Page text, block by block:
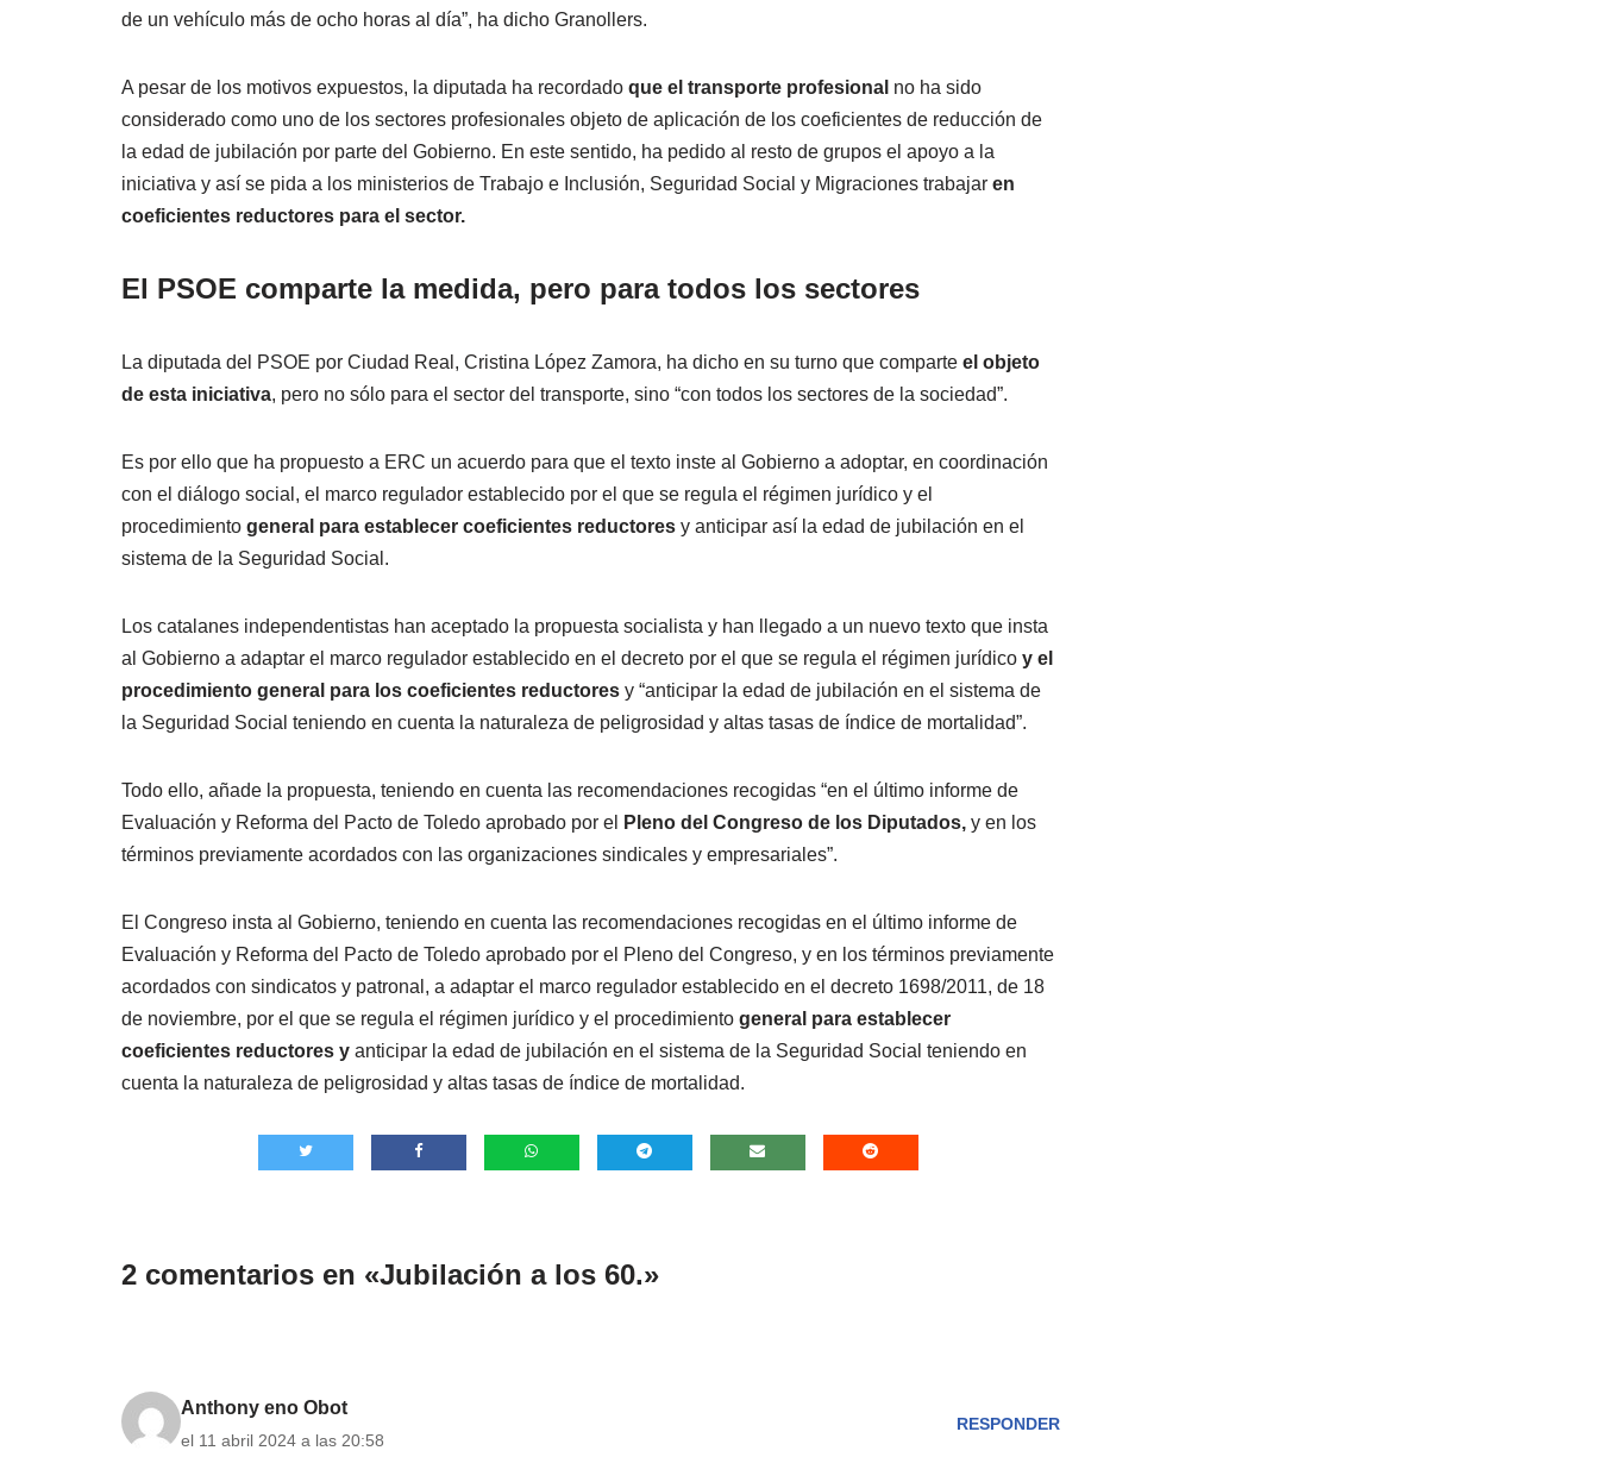
de un vehículo más de ocho horas al día”, ha dicho Granollers.
A pesar de los motivos expuestos, la diputada ha recordado que el transporte profesional no ha sido
considerado como uno de los sectores profesionales objeto de aplicación de los coeficientes de reducción de
la edad de jubilación por parte del Gobierno. En este sentido, ha pedido al resto de grupos el apoyo a la
iniciativa y así se pida a los ministerios de Trabajo e Inclusión, Seguridad Social y Migraciones trabajar en
coeficientes reductores para el sector.
El PSOE comparte la medida, pero para todos los sectores
La diputada del PSOE por Ciudad Real, Cristina López Zamora, ha dicho en su turno que comparte el objeto
de esta iniciativa, pero no sólo para el sector del transporte, sino “con todos los sectores de la sociedad”.
Es por ello que ha propuesto a ERC un acuerdo para que el texto inste al Gobierno a adoptar, en coordinación
con el diálogo social, el marco regulador establecido por el que se regula el régimen jurídico y el
procedimiento general para establecer coeficientes reductores y anticipar así la edad de jubilación en el
sistema de la Seguridad Social.
Los catalanes independentistas han aceptado la propuesta socialista y han llegado a un nuevo texto que insta
al Gobierno a adaptar el marco regulador establecido en el decreto por el que se regula el régimen jurídico y el
procedimiento general para los coeficientes reductores y “anticipar la edad de jubilación en el sistema de
la Seguridad Social teniendo en cuenta la naturaleza de peligrosidad y altas tasas de índice de mortalidad”.
Todo ello, añade la propuesta, teniendo en cuenta las recomendaciones recogidas “en el último informe de
Evaluación y Reforma del Pacto de Toledo aprobado por el
Pleno del Congreso de los Diputados, y en los
términos previamente acordados con las organizaciones sindicales y empresariales”.
El Congreso insta al Gobierno, teniendo en cuenta las recomendaciones recogidas en el último informe de
Evaluación y Reforma del Pacto de Toledo aprobado por el Pleno del Congreso, y en los términos previamente
acordados con sindicatos y patronal, a adaptar el marco regulador establecido en el decreto 1698/2011, de 18
de noviembre, por el que se regula el régimen jurídico y el procedimiento general para establecer
coeficientes reductores y anticipar la edad de jubilación en el sistema de la Seguridad Social teniendo en
cuenta la naturaleza de peligrosidad y altas tasas de índice de mortalidad.
2 comentarios en «Jubilación a los 60.»
Anthony eno Obot
el 11 abril 2024 a las 20:58
RESPONDER